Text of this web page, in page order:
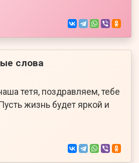
слова
тетя, поздравляем, тебе
жизнь будет яркой и